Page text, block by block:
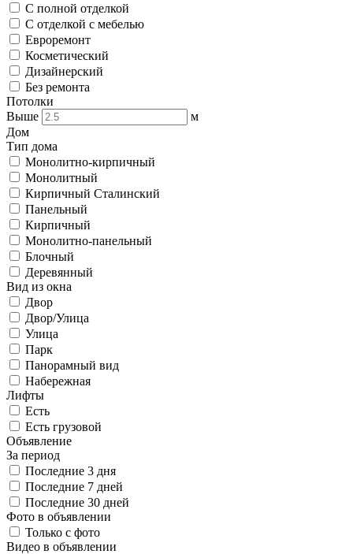
С полной отделкой
С отделкой с мебелью
Евроремонт
Косметический
Дизайнерский
Без ремонта
Потолки
Выше
м
Дом
Тип дома
Монолитно-кирпичный
Монолитный
Кирпичный Сталинский
Панельный
Кирпичный
Монолитно-панельный
Блочный
Деревянный
Вид из окна
Двор
Двор/Улица
Улица
Парк
Панорамный вид
Набережная
Лифты
Есть
Есть грузовой
Объявление
За период
Последние 3 дня
Последние 7 дней
Последние 30 дней
Фото в объявлении
Только с фото
Видео в объявлении